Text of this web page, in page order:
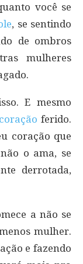
você se
, se sentindo
de ombros
mulheres
E mesmo
coraçãoferido.
coração que
o ama, se
derrotada,
a não se
mulher.
e fazendo